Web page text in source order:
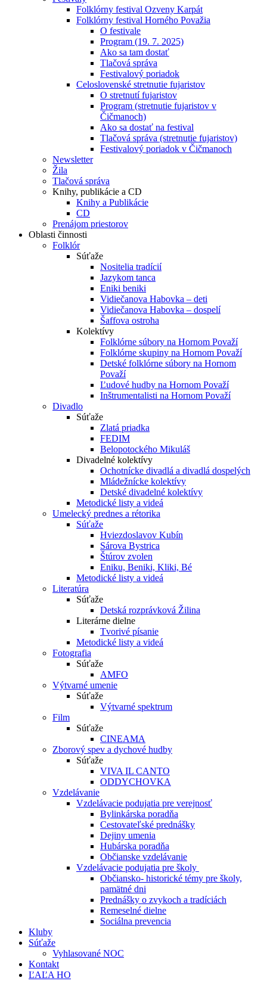
Folklórny festival Ozveny Karpát
Folklórny festival Horného Považia
O festivale
Program (19. 7. 2025)
Ako sa tam dostať
Tlačová správa
Festivalový poriadok
Celoslovenské stretnutie fujaristov
O stretnutí fujaristov
Program (stretnutie fujaristov v
Čičmanoch)
Ako sa dostať na festival
Tlačová správa (stretnutie fujaristov)
Festivalový poriadok v Čičmanoch
Newsletter
Žila
Tlačová správa
Knihy, publikácie a CD
Knihy a Publikácie
CD
Prenájom priestorov
Oblasti činnosti
Folklór
Súťaže
Nositelia tradícií
Jazykom tanca
Eniki beniki
Vidiečanova Habovka – deti
Vidiečanova Habovka – dospelí
Šaffova ostroha
Kolektívy
Folklórne súbory na Hornom Považí
Folklórne skupiny na Hornom Považí
Detské folklórne súbory na Hornom
Považí
Ľudové hudby na Hornom Považí
Inštrumentalisti na Hornom Považí
Divadlo
Súťaže
Zlatá priadka
FEDIM
Belopotockého Mikuláš
Divadelné kolektívy
Ochotnícke divadlá a divadlá dospelých
Mládežnícke kolektívy
Detské divadelné kolektívy
Metodické listy a videá
Umelecký prednes a rétorika
Súťaže
Hviezdoslavov Kubín
Sárova Bystrica
Štúrov zvolen
Eniku, Beniki, Kliki, Bé
Metodické listy a videá
Literatúra
Súťaže
Detská rozprávková Žilina
Literárne dielne
Tvorivé písanie
Metodické listy a videá
Fotografia
Súťaže
AMFO
Výtvarné umenie
Súťaže
Výtvarné spektrum
Film
Súťaže
CINEAMA
Zborový spev a dychové hudby
Súťaže
VIVA IL CANTO
ODDYCHOVKA
Vzdelávanie
Vzdelávacie podujatia pre verejnosť
Bylinkárska poradňa
Cestovateľské prednášky
Dejiny umenia
Hubárska poradňa
Občianske vzdelávanie
Vzdelávacie podujatia pre školy
Občiansko- historické témy pre školy,
pamätné dni
Prednášky o zvykoch a tradíciách
Remeselné dielne
Sociálna prevencia
Kluby
Súťaže
Vyhlasované NOC
Kontakt
ĽAĽA HO